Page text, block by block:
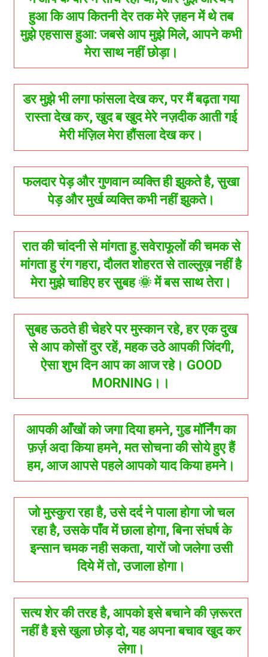
हुआ कि आप कितनी देर तक मेरे ज़हन में थे तब
मुझे एहसास हुआ: जबसे आप मुझे मिले, आपने कभी
मेरा साथ नहीं छोड़ा।
डर मुझे भी लगा फांसला देख कर, पर मैं बढ़ता गया
रास्ता देख कर, खुद ब खुद मेरे नज़दीक आती गई
मेरी मंज़िल मेरा हौंसला देख कर।
फलदार पेड़ और गुणवान व्यक्ति ही झुकते है, सुखा
पेड़ और मुर्ख व्यक्ति कभी नहीं झुकते।
रात की चांदनी से मांगता हु.सवेराफूलों की चमक से
मांगता हु रंग गहरा, दौलत शोहरत से ताल्लुख़ नहीं है
मेरा मुझे चाहिए हर सुबह 🌞 में बस साथ तेरा।
सुबह ऊठते ही चेहरे पर मुस्कान रहे, हर एक दुख
से आप कोसों दुर रहें, महक उठे आपकी जिंदगी,
ऐसा शुभ दिन आप का आज रहे। GOOD
MORNING।।
आपकी आँखों को जगा दिया हमने, गुड मॉर्निंग का
फ़र्ज़ अदा किया हमने, मत सोचना की सोये हुए हैं
हम, आज आपसे पहले आपको याद किया हमने।
जो मुस्कुरा रहा है, उसे दर्द ने पाला होगा जो चल
रहा है, उसके पाँव में छाला होगा, बिना संघर्ष के
इन्सान चमक नही सकता, यारों जो जलेगा उसी
दिये में तो, उजाला होगा।
सत्य शेर की तरह है, आपको इसे बचाने की ज़रूरत
नहीं है इसे खुला छोड़ दो, यह अपना बचाव खुद कर
लेगा।